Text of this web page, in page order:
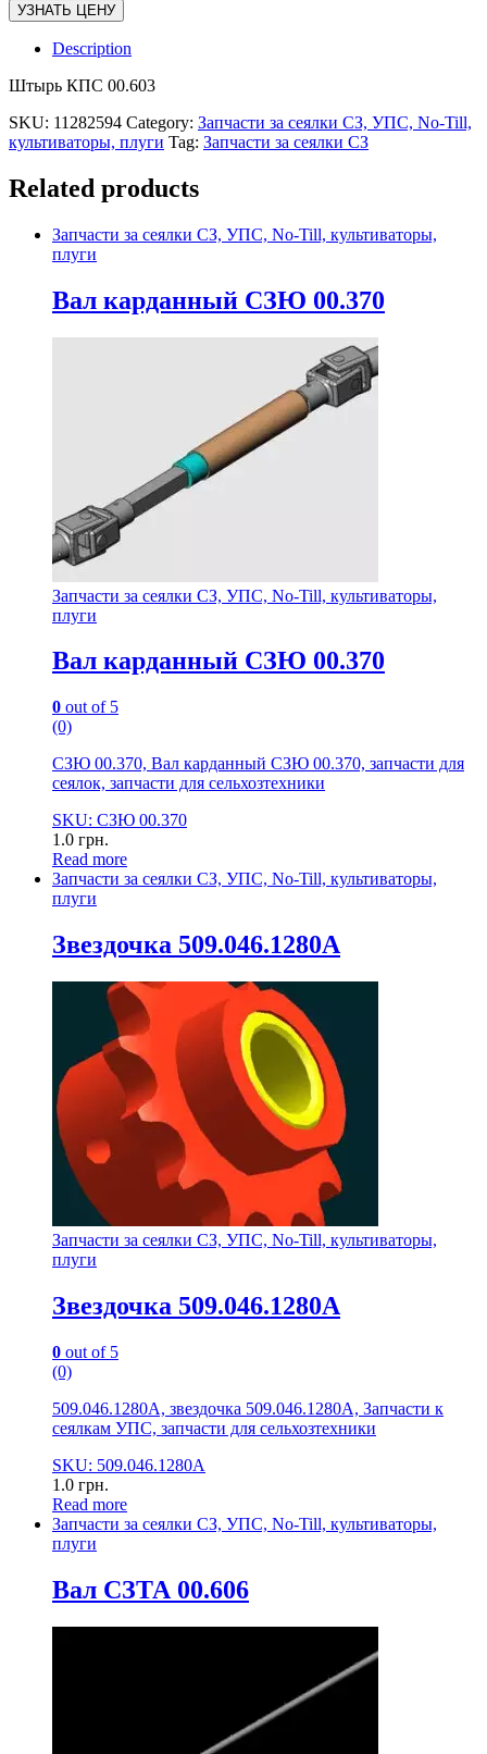
УЗНАТЬ ЦЕНУ
Description
Штырь КПС 00.603
SKU: 11282594 Category: Запчасти за сеялки СЗ, УПС, No-Till,
культиваторы, плуги Tag: Запчасти за сеялки СЗ
Related products
Запчасти за сеялки СЗ, УПС, No-Till, культиваторы,
плуги
Вал карданный СЗЮ 00.370
Запчасти за сеялки СЗ, УПС, No-Till, культиваторы,
плуги
Вал карданный СЗЮ 00.370
0 out of 5
(0)
СЗЮ 00.370, Вал карданный СЗЮ 00.370, запчасти для
сеялок, запчасти для сельхозтехники
SKU: СЗЮ 00.370
1.0 грн.
Read more
Запчасти за сеялки СЗ, УПС, No-Till, культиваторы,
плуги
Звездочка 509.046.1280А
Запчасти за сеялки СЗ, УПС, No-Till, культиваторы,
плуги
Звездочка 509.046.1280А
0 out of 5
(0)
509.046.1280А, звездочка 509.046.1280А, Запчасти к
сеялкам УПС, запчасти для сельхозтехники
SKU: 509.046.1280А
1.0 грн.
Read more
Запчасти за сеялки СЗ, УПС, No-Till, культиваторы,
плуги
Вал СЗТА 00.606